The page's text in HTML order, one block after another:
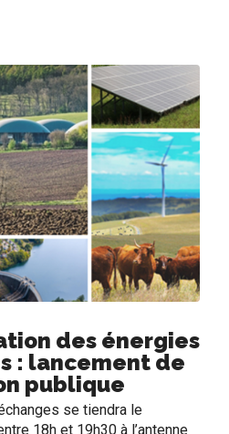
des énergies
: lancement de
publique
se tiendra le
18h et 19h30 à l’antenne